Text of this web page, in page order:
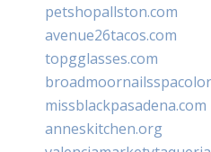
petshopallston.com
avenue26tacos.com
topgglasses.com
missblackpasadena.com
anneskitchen.org